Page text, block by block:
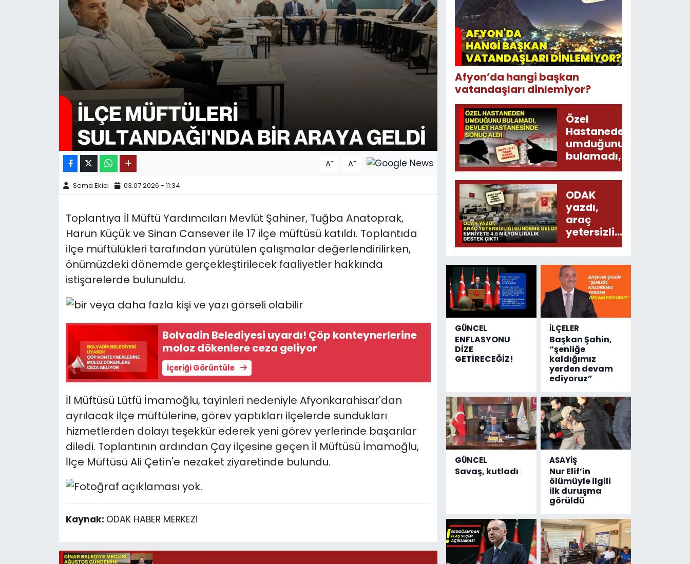
A- A+
Sema Ekici 03.07.2026 - 11:34
Toplantıya İl Müftü Yardımcıları Mevlüt Şahiner, Tuğba Anatoprak,
Harun Küçük ve Sinan Cansever ile 17 ilçe müftüsü katıldı. Toplantıda
ilçe müftülükleri tarafından yürütülen çalışmalar değerlendirilirken,
önümüzdeki dönemde gerçekleştirilecek faaliyetler hakkında
istişarelerde bulunuldu.
Bolvadin Belediyesi uyardı! Çöp konteynerlerine
moloz dökenlere ceza geliyor
İçeriği Görüntüle
İl Müftüsü Lütfü İmamoğlu, tayinleri nedeniyle Afyonkarahisar'dan
ayrılacak ilçe müftülerine, görev yaptıkları ilçelerde sundukları
hizmetlerden dolayı teşekkür ederek yeni görev yerlerinde başarılar
diledi. Toplantının ardından Çay ilçesine geçen İl Müftüsü İmamoğlu,
İlçe Müftüsü Ali Çetin'e nezaket ziyaretinde bulundu.
Kaynak: ODAK HABER MERKEZİ
Afyon’da hangi başkan
vatandaşları dinlemiyor?
Özel
Hastaneden
umduğunu
bulamadı,
Devlet
Hastanesinde
sonuç aldı
ODAK
yazdı,
araç
yetersizliği
gündeme
Emniyete
4,5 milyon
liralık
destek
çıktı
GÜNCEL
ENFLASYONU
DİZE
GETİRECEĞİZ!
İLÇELER
Başkan Şahin,
“şenliğe
kaldığımız
yerden devam
ediyoruz”
GÜNCEL
Savaş, kutladı
ASAYİŞ
Nur Elif’in
ölümüyle ilgili
ilk duruşma
görüldü
11:11 MANŞET